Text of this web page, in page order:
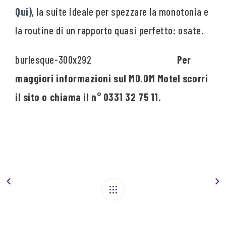
Qui), la suite ideale per spezzare la monotonia e
la routine di un rapporto quasi perfetto: osate.
Per
maggiori informazioni sul MO.OM Motel scorri
il sito o chiama il n° 0331 32 75 11.